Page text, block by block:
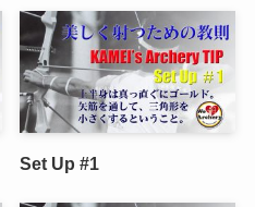
Set Up #1